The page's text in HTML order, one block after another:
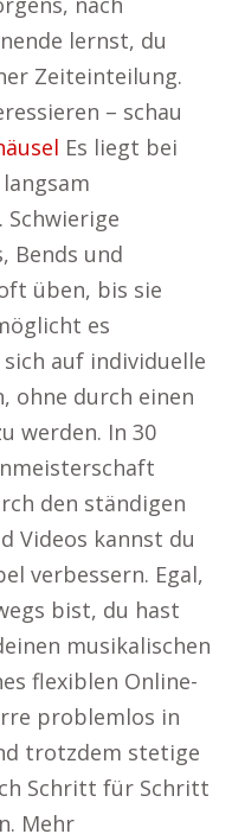
lernst, du
Zeiteinteilung.
– schau
Es liegt bei
Bends und
üben, bis sie
es
auf individuelle
ohne durch einen
werden. In 30
den ständigen
Videos kannst du
verbessern. Egal,
bist, du hast
musikalischen
flexiblen Online-
problemlos in
trotzdem stetige
Schritt für Schritt
Mehr